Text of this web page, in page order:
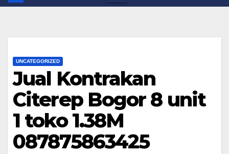
UNCATEGORIZED
Jual Kontrakan
Citerep Bogor 8 unit
1 toko 1.38M
087875863425